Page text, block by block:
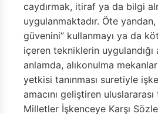
caydırmak, itiraf ya da bilgi
uygulanmaktadır. Öte
güvenini” kullanmayı ya da
içeren tekniklerin uygulandığı
anlamda, alıkonulma
yetkisi tanınması suretiyle
amacını geliştiren
Milletler İşkenceye Karşı